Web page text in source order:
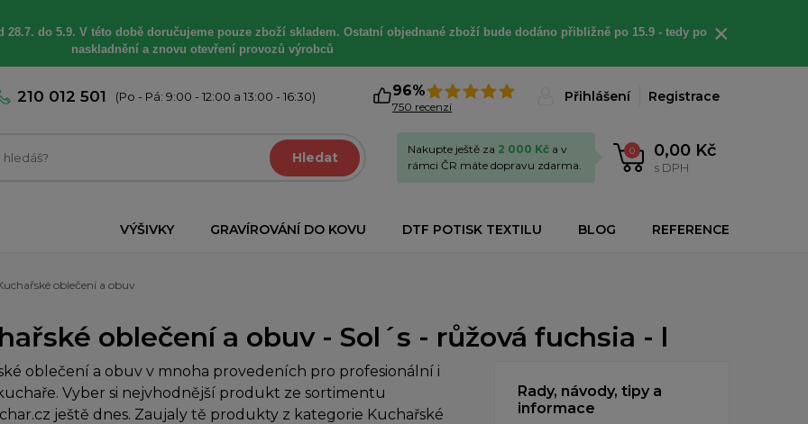
28.7. do 5.9. V této době doručujeme pouze zboží skladem. Ostatní objednané zboží bude dodáno přibližně po 15.9 - tedy po
naskladnění a znovu otevření provozů výrobců
×
210 012 501 (Po - Pá: 9:00 - 12:00 a 13:00 - 16:30) 96%
750 recenzí
Přihlášení Registrace
Hledat 0 0,00 Kč
s DPH
Nakupte ještě za 2 000 Kč a v
rámci ČR máte dopravu zdarma.
VÝŠIVKY GRAVÍROVÁNÍ DO KOVU DTF POTISK TEXTILU BLOG REFERENCE
oblečení a obuv
oblečení a obuv - Sol´s - růžová fuchsia - l
oblečení a obuv v mnoha provedeních pro profesionální i
Vyber si nejvhodnější produkt ze sortimentu
ještě dnes. Zaujaly tě produkty z kategorie Kuchařské
Rady, návody, tipy a
informace